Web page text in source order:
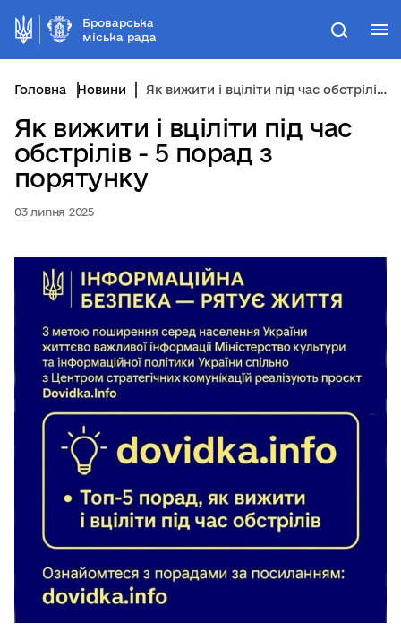
Броварська
міська рада
Пошук
Головна Новини Як вижити і вціліти під час обстрілів - 5 порад з порятунку
Як вижити і вціліти під час
обстрілів - 5 порад з
порятунку
03 липня 2025